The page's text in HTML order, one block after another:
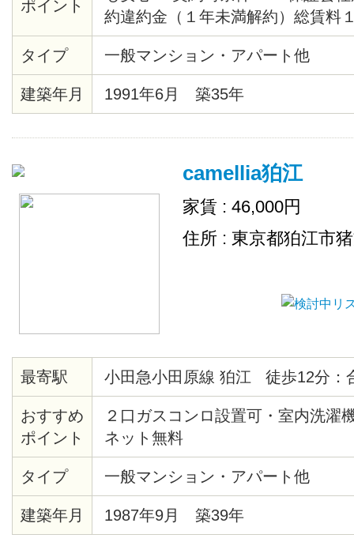
ポイント
約違約金（１年未満解約）総賃料
清掃代35,000円（税別）契約時徴
タイプ
一般マンション・アパート他
建築年月 1991年6月 築35年
camellia狛江
家賃 : 46,000円
住所 : 東京都狛江市
最寄駅 小田急小田原線 狛江 徒歩12分：
おすすめ
ポイント
２口ガスコンロ設置可・室内洗濯
ネット無料
タイプ 一般マンション・アパート他
建築年月 1987年9月 築39年